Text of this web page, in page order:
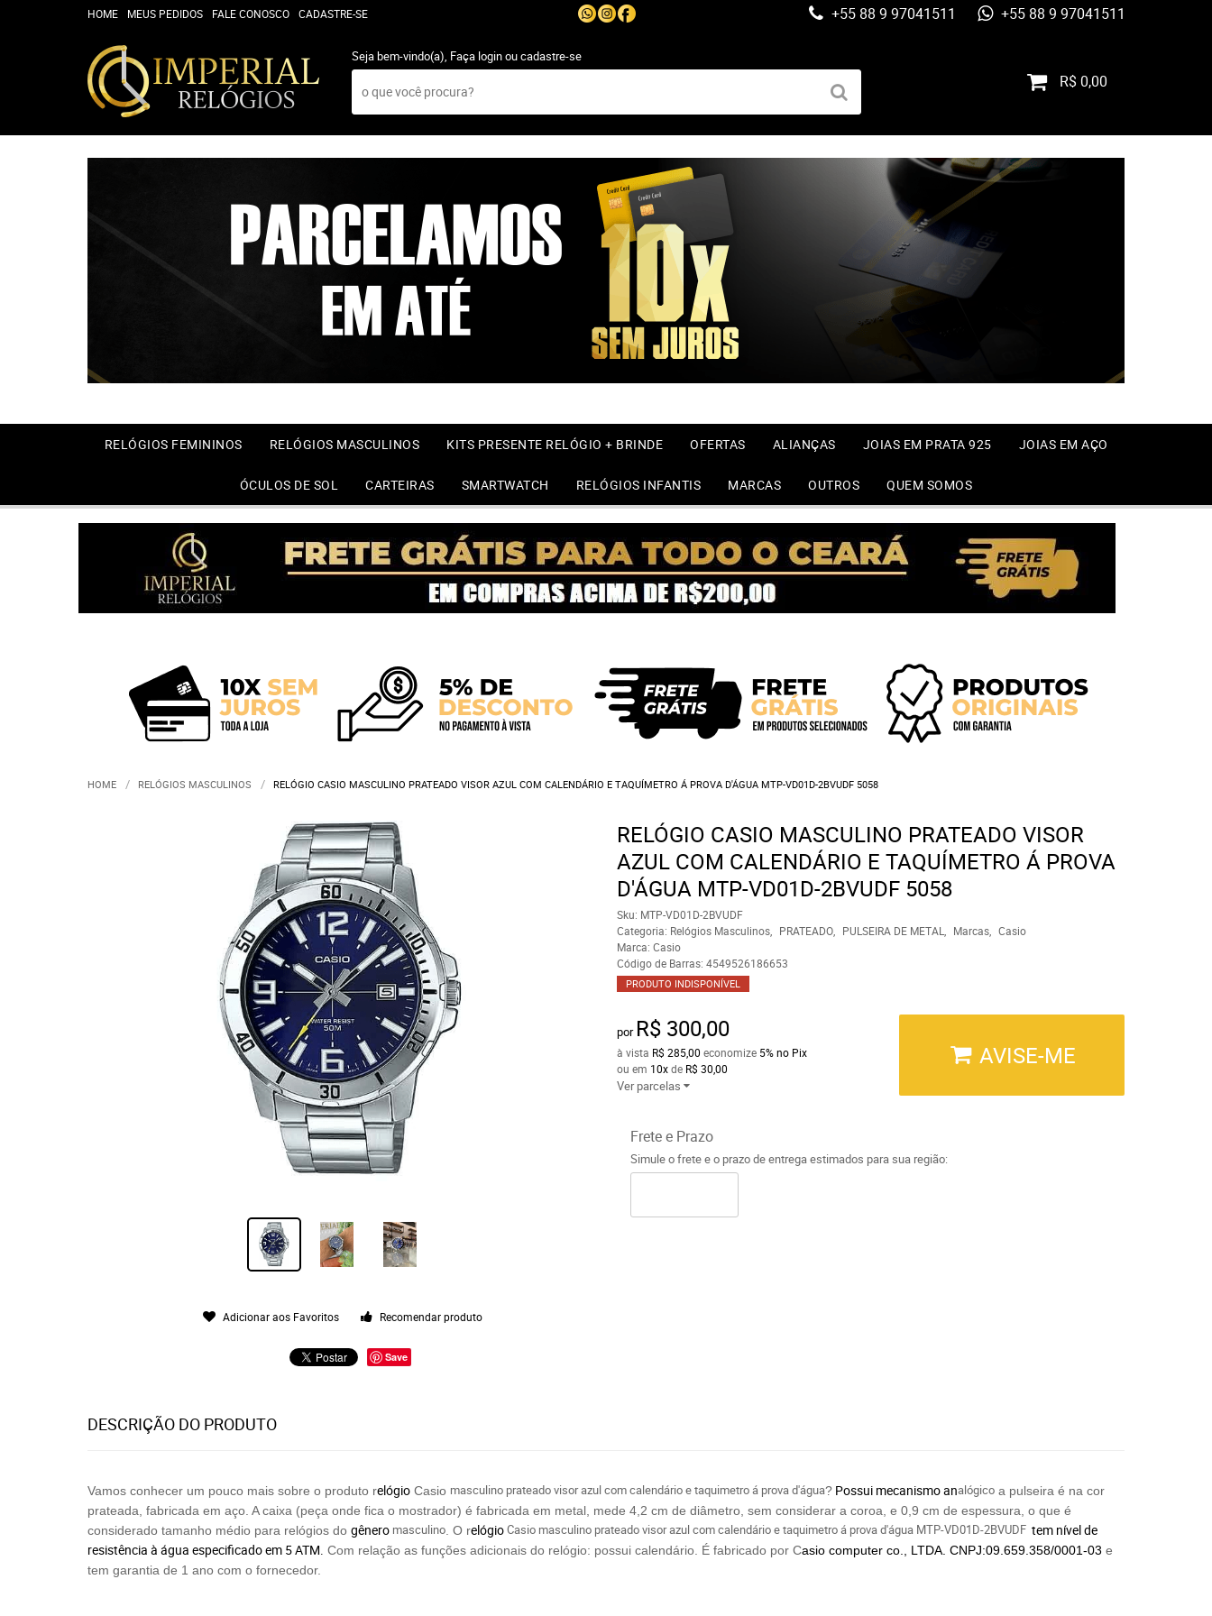
HOME MEUS PEDIDOS FALE CONOSCO CADASTRE-SE +55 88 9 97041511 +55 88 9 97041511
Seja bem-vindo(a), Faça loginoucadastre-se
R$ 0,00
RELÓGIOS FEMININOS RELÓGIOS MASCULINOS KITS PRESENTE RELÓGIO + BRINDE OFERTAS ALIANÇAS JOIAS EM PRATA 925 JOIAS EM AÇO
ÓCULOS DE SOL CARTEIRAS SMARTWATCH RELÓGIOS INFANTIS MARCAS OUTROS QUEM SOMOS
HOME RELÓGIOS MASCULINOS RELÓGIO CASIO MASCULINO PRATEADO VISOR AZUL COM CALENDÁRIO E TAQUÍMETRO Á PROVA D'ÁGUA MTP-VD01D-2BVUDF 5058
Adicionar aos Favoritos Recomendar produto
Save
RELÓGIO CASIO MASCULINO PRATEADO VISOR
AZUL COM CALENDÁRIO E TAQUÍMETRO Á PROVA
D'ÁGUA MTP-VD01D-2BVUDF 5058
Sku: MTP-VD01D-2BVUDF
Categoria: Relógios Masculinos PRATEADO PULSEIRA DE METAL Marcas
Casio
Marca: Casio
Código de Barras: 4549526186653
PRODUTO INDISPONÍVEL
por R$ 300,00
à vista R$ 285,00 economize 5% no Pix
ou em 10xde R$ 30,00
Ver parcelas
AVISE-ME
Frete e Prazo
Simule o frete e o prazo de entrega estimados para sua região:
DESCRIÇÃO DO PRODUTO
Vamos conhecer um pouco mais sobre o produto relógio Casio masculino prateado visor azul com calendário e taquimetro á prova d'água? Possui mecanismo analógico a pulseira é na cor
prateada, fabricada em aço. A caixa (peça onde fica o mostrador) é fabricada em metal, mede 4,2 cm de diâmetro, sem considerar a coroa, e 0,9 cm de espessura, o que é
considerado tamanho médio para relógios do gênero masculino . O relógioCasio masculino prateado visor azul com calendário e taquimetro á prova d'água MTP-VD01D-2BVUDF tem nível de
resistência à água especificado em 5 ATM. Com relação as funções adicionais do relógio: possui calendário. É fabricado por Casio computer co., LTDA. CNPJ:09.659.358/0001-03 e
tem garantia de 1 ano com o fornecedor.